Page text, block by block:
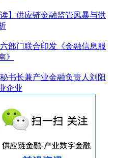
读】供应链金融监管风暴与供
六部门联合印发《金融信息服
》
书长兼产业金融负责人刘阳
企业